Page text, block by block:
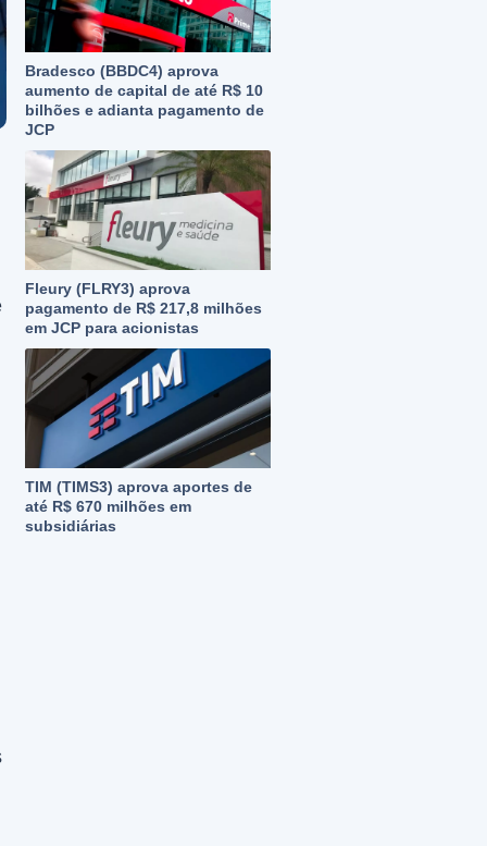
Bradesco (BBDC4) aprova
aumento de capital de até R$ 10
bilhões e adianta pagamento de
JCP
Fleury (FLRY3) aprova
pagamento de R$ 217,8 milhões
em JCP para acionistas
TIM (TIMS3) aprova aportes de
até R$ 670 milhões em
subsidiárias